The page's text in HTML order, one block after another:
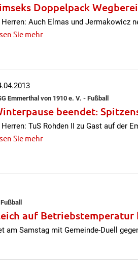
Doppelpack
Herren: Auch Elmas und Jermakowicz
Sie mehr
Emmerthal von 1910 e. V. - Fußball
beendet:
Herren: TuS Rohden II zu Gast auf der
Sie mehr
auf Betriebstemperatur
am Samstag mit Gemeinde-Duell